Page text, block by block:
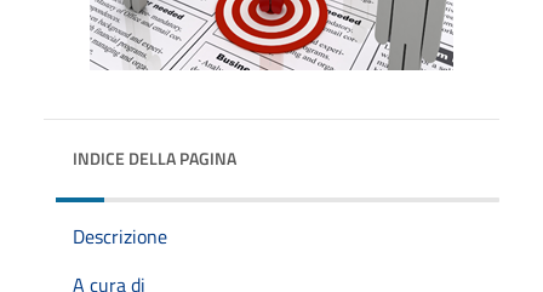
INDICE DELLA PAGINA
Descrizione
A cura di